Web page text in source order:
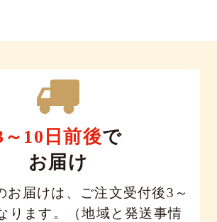
～10日前後で
お届け
お届けは、ご注文受付後3～
ります。（地域と発送事情